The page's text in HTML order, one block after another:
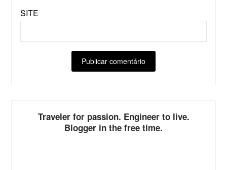
SITE
Traveler for passion. Engineer to live.
Blogger in the free time.